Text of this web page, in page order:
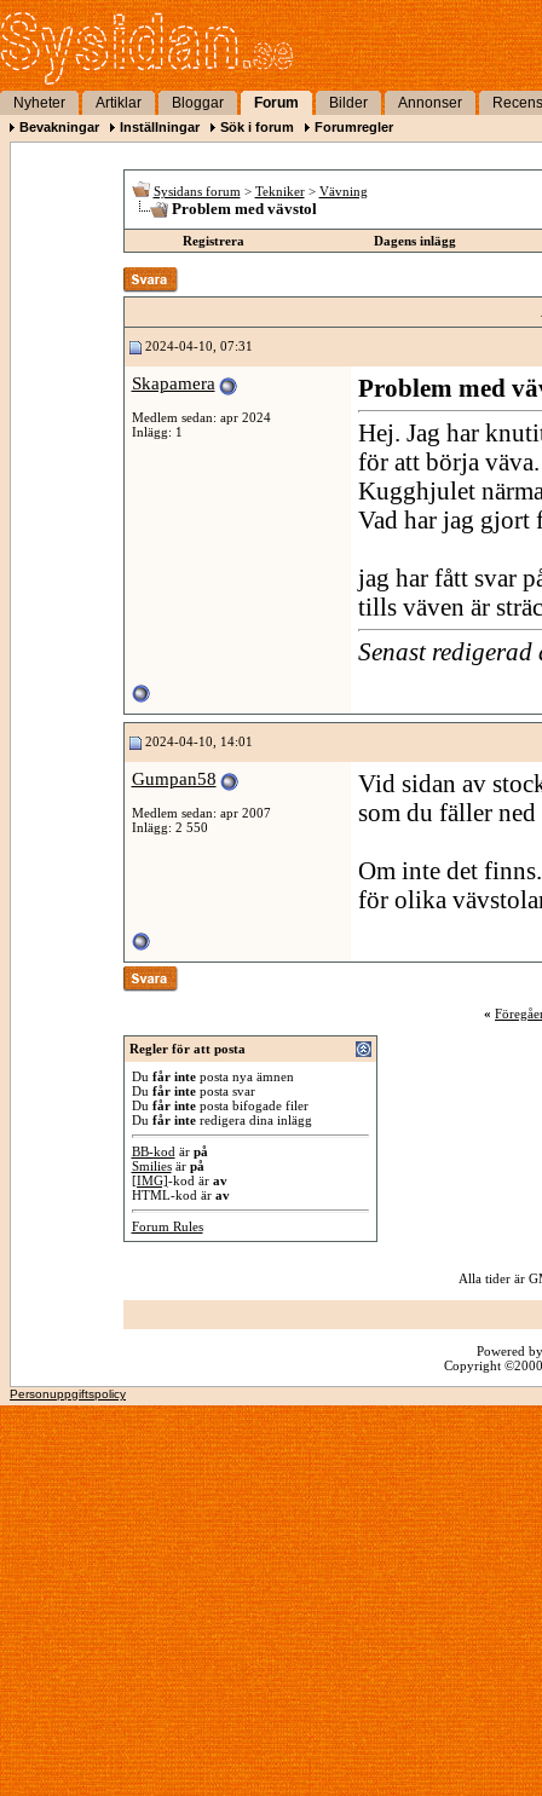
Nyheter Artiklar Bloggar Forum Bilder Annonser
Bevakningar Inställningar Sök i forum Forumregler
Sysidans forum > Tekniker > Vävning
Problem med vävstol
Registrera Dagens inlägg
2024-04-10, 07:31
Skapamera
Medlem sedan: apr 2024
Inlägg: 1
Problem med
Hej. Jag har
för att börja väva.
Kugghjulet
Vad har jag gjort
jag har fått svar
tills väven är
Senast
2024-04-10, 14:01
Gumpan58
Medlem sedan: apr 2007
Inlägg: 2 550
Vid sidan av
som du fäller
Om inte det
för olika
«
Regler för att posta
Du får inteposta nya ämnen
Du får inteposta svar
Du får inteposta bifogade filer
Du får interedigera dina inlägg
BB-kod är på
Smiliesär på
[IMG]-kod är av
HTML-kod är av
Forum Rules
Alla tider är
Powered
Copyright
Personuppgiftspolicy